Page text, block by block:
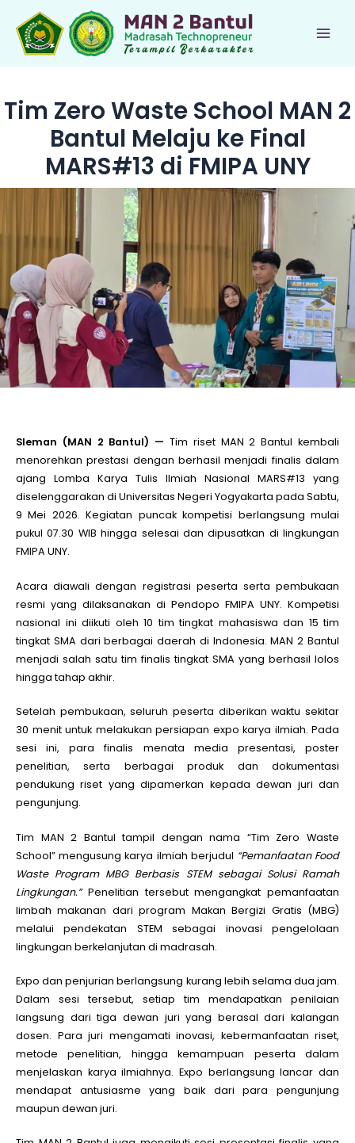
konten
Tim Zero Waste School MAN 2
Bantul Melaju ke Final
MARS#13 di FMIPA UNY
Sleman (MAN 2 Bantul) — Tim riset MAN 2 Bantul kembali
menorehkan prestasi dengan berhasil menjadi finalis dalam
ajang Lomba Karya Tulis Ilmiah Nasional MARS#13 yang
diselenggarakan di Universitas Negeri Yogyakarta pada Sabtu,
9 Mei 2026. Kegiatan puncak kompetisi berlangsung mulai
pukul 07.30 WIB hingga selesai dan dipusatkan di lingkungan
FMIPA UNY.
Acara diawali dengan registrasi peserta serta pembukaan
resmi yang dilaksanakan di Pendopo FMIPA UNY. Kompetisi
nasional ini diikuti oleh 10 tim tingkat mahasiswa dan 15 tim
tingkat SMA dari berbagai daerah di Indonesia. MAN 2 Bantul
menjadi salah satu tim finalis tingkat SMA yang berhasil lolos
hingga tahap akhir.
Setelah pembukaan, seluruh peserta diberikan waktu sekitar
30 menit untuk melakukan persiapan expo karya ilmiah. Pada
sesi ini, para finalis menata media presentasi, poster
penelitian, serta berbagai produk dan dokumentasi
pendukung riset yang dipamerkan kepada dewan juri dan
pengunjung.
Tim MAN 2 Bantul tampil dengan nama “Tim Zero Waste
School” mengusung karya ilmiah berjudul “Pemanfaatan Food
Waste Program MBG Berbasis STEM sebagai Solusi Ramah
Lingkungan.”Penelitian tersebut mengangkat pemanfaatan
limbah makanan dari program Makan Bergizi Gratis (MBG)
melalui pendekatan STEM sebagai inovasi pengelolaan
lingkungan berkelanjutan di madrasah.
Expo dan penjurian berlangsung kurang lebih selama dua jam.
Dalam sesi tersebut, setiap tim mendapatkan penilaian
langsung dari tiga dewan juri yang berasal dari kalangan
dosen. Para juri mengamati inovasi, kebermanfaatan riset,
metode penelitian, hingga kemampuan peserta dalam
menjelaskan karya ilmiahnya. Expo berlangsung lancar dan
mendapat antusiasme yang baik dari para pengunjung
maupun dewan juri.